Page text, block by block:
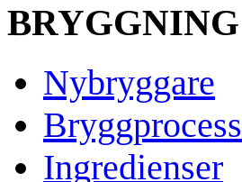
BRYGGNING
Nybryggare
Bryggprocess
Ingredienser